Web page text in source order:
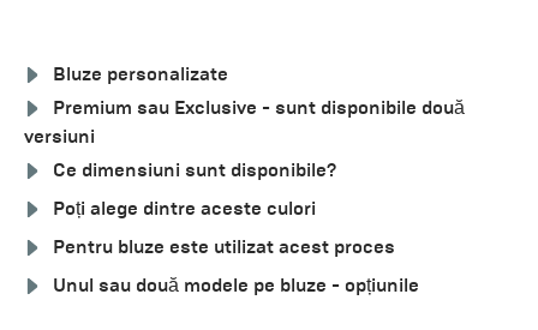
Bluze personalizate
Premium sau Exclusive - sunt disponibile două
versiuni
Ce dimensiuni sunt disponibile?
Poți alege dintre aceste culori
Pentru bluze este utilizat acest proces
Unul sau două modele pe bluze - opțiunile